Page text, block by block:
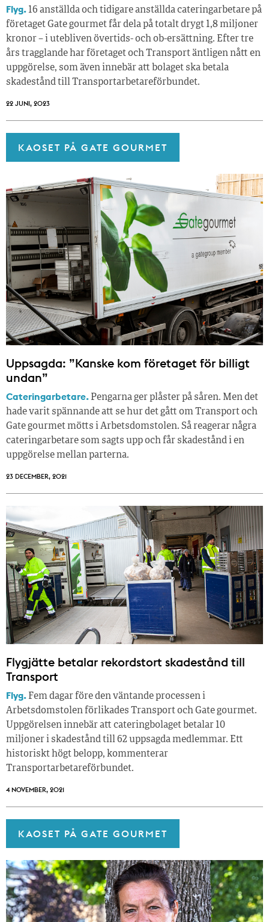
Flyg.16 anställda och tidigare anställda cateringarbetare på
företaget Gate gourmet får dela på totalt drygt 1,8 miljoner
kronor – i utebliven övertids- och ob-ersättning. Efter tre
års tragglande har företaget och Transport äntligen nått en
uppgörelse, som även innebär att bolaget ska betala
skadestånd till Transportarbetareförbundet.
22 JUNI, 2023
KAOSET PÅ GATE GOURMET
Uppsagda: ”Kanske kom företaget för billigt
undan”
Cateringarbetare. Pengarna ger plåster på såren. Men det
hade varit spännande att se hur det gått om Transport och
Gate gourmet mötts i Arbetsdomstolen. Så reagerar några
cateringarbetare som sagts upp och får skadestånd i en
uppgörelse mellan parterna.
23 DECEMBER, 2021
Flygjätte betalar rekordstort skadestånd till
Transport
Flyg. Fem dagar före den väntande processen i
Arbetsdomstolen förlikades Transport och Gate gourmet.
Uppgörelsen innebär att cateringbolaget betalar 10
miljoner i skadestånd till 62 uppsagda medlemmar. Ett
historiskt högt belopp, kommenterar
Transportarbetareförbundet.
4 NOVEMBER, 2021
KAOSET PÅ GATE GOURMET